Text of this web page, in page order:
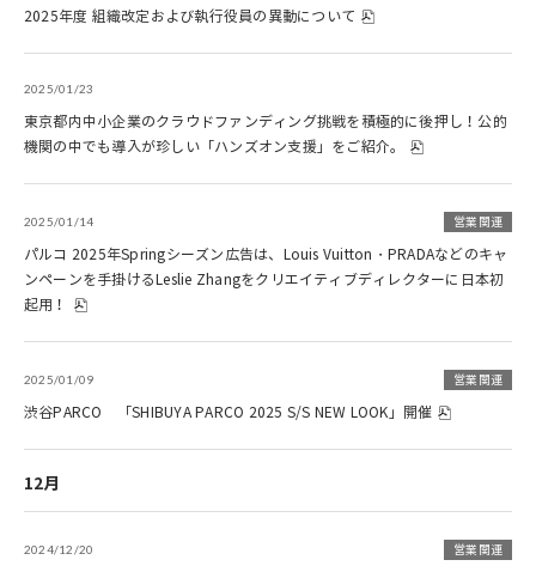
2025年度 組織改定および執行役員の異動について
2025/01/23
東京都内中小企業のクラウドファンディング挑戦を積極的に後押し！公的
機関の中でも導入が珍しい「ハンズオン支援」をご紹介。
2025/01/14 営業関連
パルコ 2025年Springシーズン広告は、Louis Vuitton・PRADAなどのキャ
ンペーンを手掛けるLeslie Zhangをクリエイティブディレクターに日本初
起用！
2025/01/09 営業関連
渋谷PARCO 「SHIBUYA PARCO 2025 S/S NEW LOOK」開催
12月
2024/12/20 営業関連